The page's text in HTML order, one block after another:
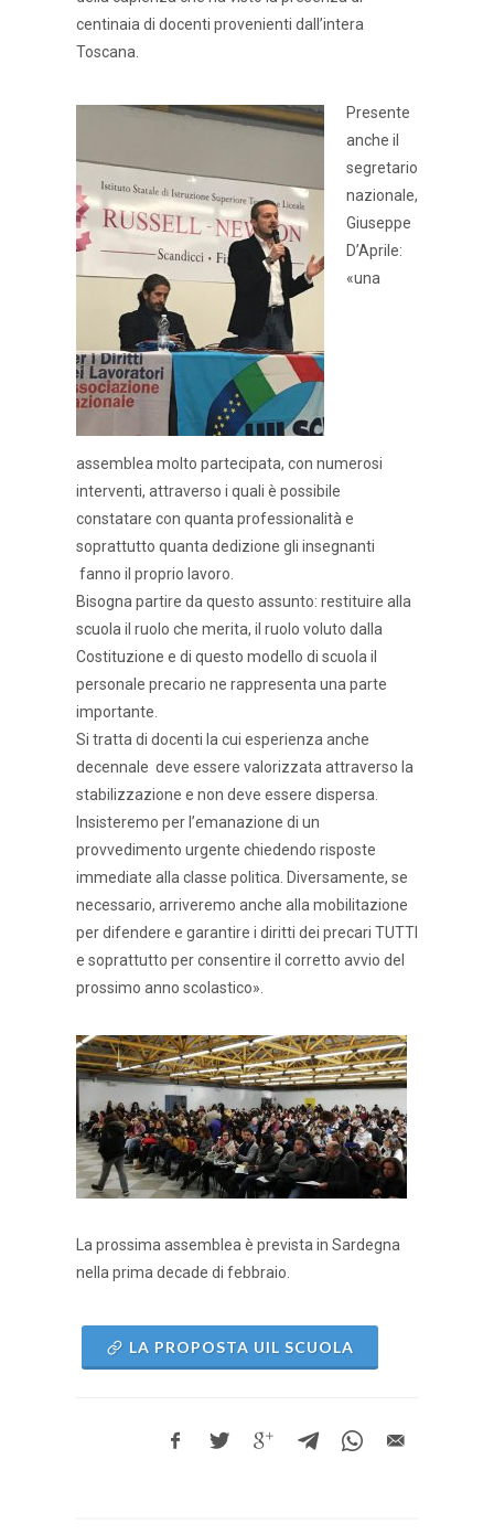
centinaia di docenti provenienti dall’intera
Toscana.
Presente
anche il
segretario
nazionale,
Giuseppe
D’Aprile:
«una
assemblea molto partecipata, con numerosi
interventi, attraverso i quali è possibile
constatare con quanta professionalità e
soprattutto quanta dedizione gli insegnanti
fanno il proprio lavoro.
Bisogna partire da questo assunto: restituire alla
scuola il ruolo che merita, il ruolo voluto dalla
Costituzione e di questo modello di scuola il
personale precario ne rappresenta una parte
importante.
Si tratta di docenti la cui esperienza anche
decennale deve essere valorizzata attraverso la
stabilizzazione e non deve essere dispersa.
Insisteremo per l’emanazione di un
provvedimento urgente chiedendo risposte
immediate alla classe politica. Diversamente, se
necessario, arriveremo anche alla mobilitazione
per difendere e garantire i diritti dei precari TUTTI
e soprattutto per consentire il corretto avvio del
prossimo anno scolastico».
La prossima assemblea è prevista in Sardegna
nella prima decade di febbraio.
LA PROPOSTA UIL SCUOLA